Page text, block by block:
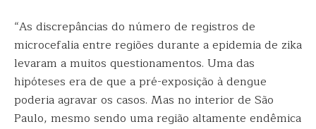
“As discrepâncias do número de registros de
microcefalia entre regiões durante a epidemia de zika
levaram a muitos questionamentos. Uma das
hipóteses era de que a pré-exposição à dengue
poderia agravar os casos. Mas no interior de São
Paulo, mesmo sendo uma região altamente endêmica